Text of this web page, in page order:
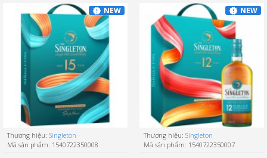
NEW
Thương hiệu: Singleton
Mã sản phẩm: 1540722350008
NEW
Thương hiệu: Singleton
Mã sản phẩm: 1540722350007